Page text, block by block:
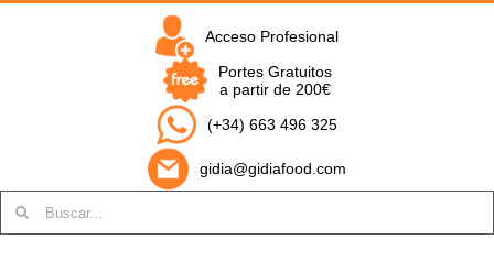
Saltar
Acceso Profesional
Portes Gratuitos
a partir de 200€
(+34) 663 496 325
gidia@gidiafood.com